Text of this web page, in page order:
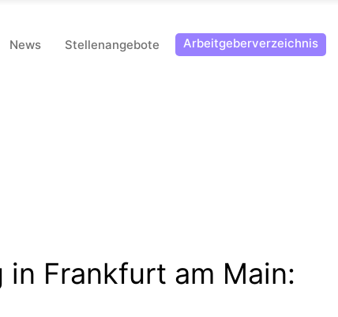
News Stellenangebote Arbeitgeberverzeichnis
Frankfurt am Main: